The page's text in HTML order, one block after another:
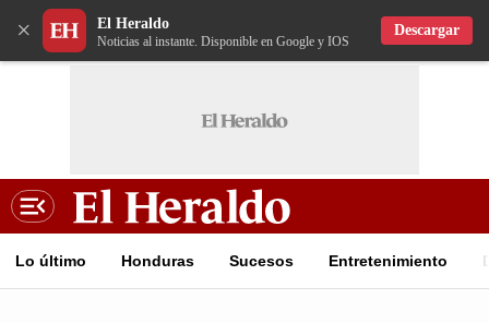
× El Heraldo
Noticias al instante. Disponible en Google y IOS
Descargar
Lo último Honduras Sucesos Entretenimiento